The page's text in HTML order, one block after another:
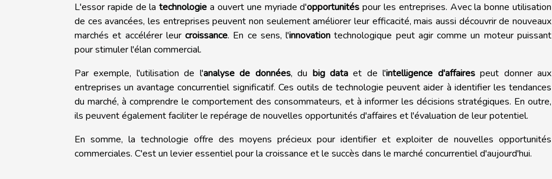
L'essor rapide de latechnologie a ouvert une myriade d'opportunités pour les entreprises. Avec la bonne utilisation
de ces avancées, les entreprises peuvent non seulement améliorer leur efficacité, mais aussi découvrir de nouveaux
marchés et accélérer leurcroissance. En ce sens, l'innovation technologique peut agir comme un moteur puissant
pour stimuler l'élan commercial.
Par exemple, l'utilisation de l'analyse de données, du big dataet de l'intelligence d'affairespeut donner aux
entreprises un avantage concurrentiel significatif. Ces outils de technologie peuvent aider à identifier les tendances
du marché, à comprendre le comportement des consommateurs, et à informer les décisions stratégiques. En outre,
ils peuvent également faciliter le repérage de nouvelles opportunités d'affaires et l'évaluation de leur potentiel.
En somme, la technologie offre des moyens précieux pour identifier et exploiter de nouvelles opportunités
commerciales. C'est un levier essentiel pour la croissance et le succès dans le marché concurrentiel d'aujourd'hui.